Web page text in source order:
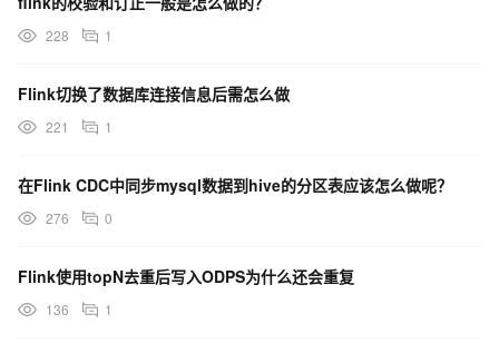
228 1
Flink切换了数据库连接信息后需怎么做
221 1
在Flink CDC中同步mysql数据到hive的分区表应该怎么做呢？
276 0
Flink使用topN去重后写入ODPS为什么还会重复
136 1